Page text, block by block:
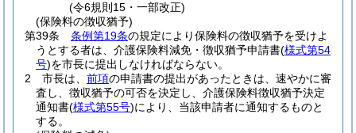
(令6規則15・一部改正)
(保険料の徴収猶予)
第39条
条例第19条の規定により保険料の徴収猶予を受けよ
うとする者は、介護保険料減免・徴収猶予申請書(様式第54
号)を市長に提出しなければならない。
2
市長は、 前項の申請書の提出があったときは、速やかに審
査し、徴収猶予の可否を決定し、介護保険料徴収猶予決定
通知書(様式第55号)により、当該申請者に通知するものと
する。